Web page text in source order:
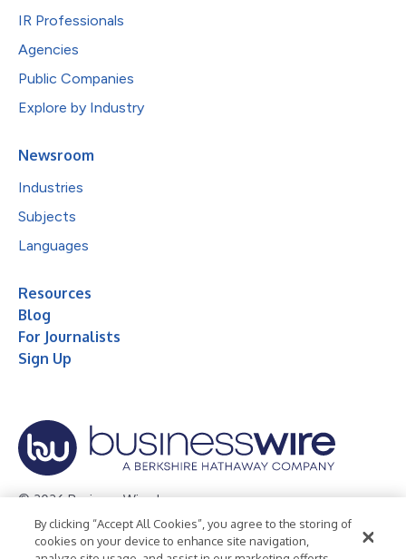
IR Professionals
Agencies
Public Companies
Explore by Industry
Newsroom
Industries
Subjects
Languages
Resources
Blog
For Journalists
Sign Up
© 2026 Business Wire, Inc.
Privacy Policy Cookie Policy
Accessibility Statement
By clicking “Accept All Cookies”, you agree to the storing of
cookies on your device to enhance site navigation,